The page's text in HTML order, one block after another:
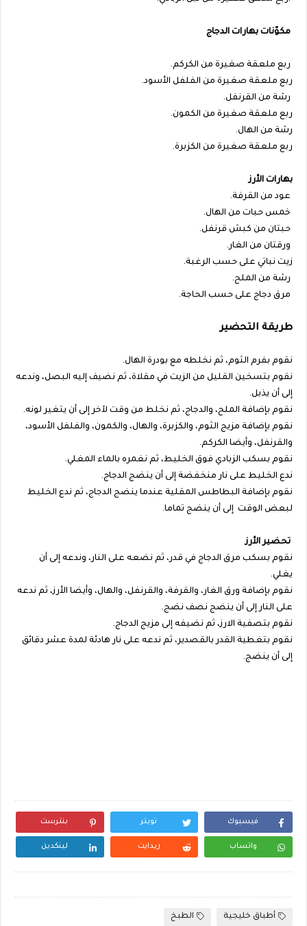
مكوّنات بهارات الدجاج
ربع ملعقة صغيرة من الكركم.
ربع ملعقة صغيرة من الفلفل الأسود.
رشة من القرنفل.
ربع ملعقة صغيرة من الكمون.
رشة من الهال.
ربع ملعقة صغيرة من الكزبرة.
بهارات الأرز
عود من القرفة.
خمس حبات من الهال.
حبتان من كبش قرنفل.
ورقتان من الغار.
زيت نباتي على حسب الرغبة.
رشة من الملح.
مرق دجاج على حسب الحاجة.
طريقة التحضير
نقوم بفرم الثوم، ثم نخلطه مع بودرة الهال.
نقوم بتسخين القليل من الزيت في مقلاة، ثم نضيف إليه البصل، وندعه
إلى أن يذبل.
نقوم بإضافة الملح، والدجاج، ثم نخلط من وقت لآخر إلى أن يتغير لونه.
نقوم بإضافة مزيج الثوم، والكزبرة، والهال، والكمون، والفلفل الأسود،
والقرنفل، وأيضا الكركم.
نقوم بسكب الزبادي فوق الخليط، ثم نغمره بالماء المغلي.
ندع الخليط على نار منخفضة إلى أن ينضج الدجاج.
نقوم بإضافة البطاطس المقلية عندما ينضج الدجاج، ثم ندع الخليط
لبعض الوقت إلى أن ينضج تماما.
تحضير الأرز
نقوم بسكب مرق الدجاج في قدر، ثم نضعه على النار، وندعه إلى أن
يغلي.
نقوم بإضافة ورق الغار، والقرفة، والقرنفل، والهال، وأيضا الأرز، ثم ندعه
على النار إلى أن ينضج نصف نضج.
نقوم بتصفية الارز، ثم نضيفه إلى مزيج الدجاج.
نقوم بتغطية القدر بالقصدير، ثم ندعه على نار هادئة لمدة عشر دقائق
إلى أن ينضج.
فيسبوك تويتر بنترست
واتساب ريدايت لينكدين
أطباق خليجية الطبخ